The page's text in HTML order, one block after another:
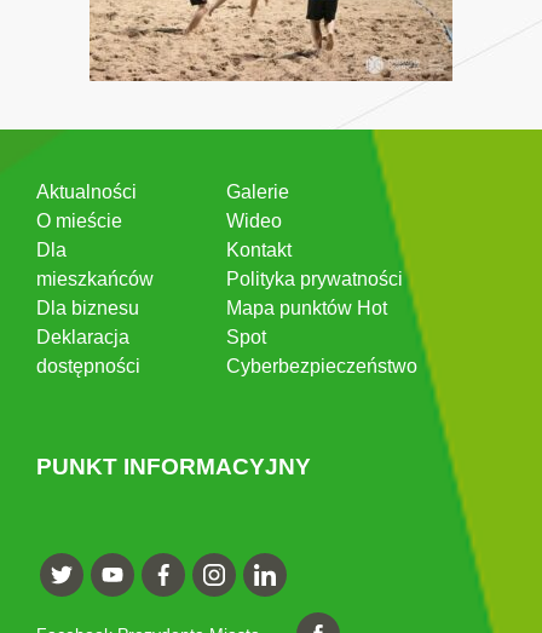
Aktualności
O mieście
Dla
mieszkańców
Dla biznesu
Deklaracja
dostępności
Galerie
Wideo
Kontakt
Polityka prywatności
Mapa punktów Hot
Spot
Cyberbezpieczeństwo
PUNKT INFORMACYJNY